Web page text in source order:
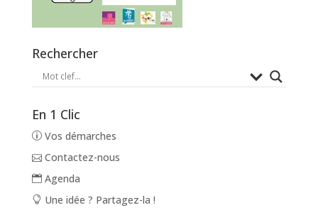
Rechercher
En 1 Clic
Vos démarches
Contactez-nous
Agenda
Une idée ? Partagez-la !